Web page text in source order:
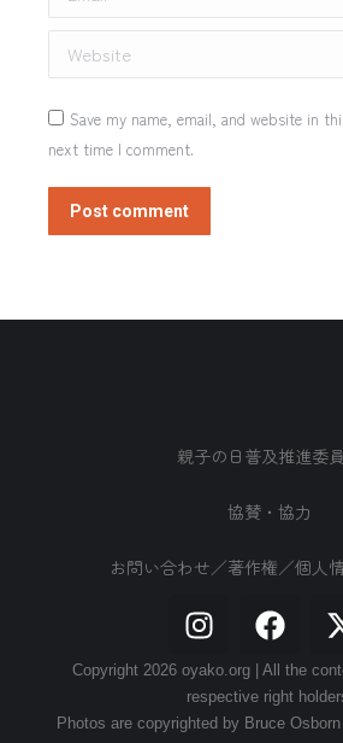
Website
Save my name, email, and website in
next time I comment.
Post comment
親子の日普及推進委
協賛・協力
お問い合わせ／著作権／個人
Copyright 2026 oyako.org | All the
respective right
Photos are copyrighted by Bruce